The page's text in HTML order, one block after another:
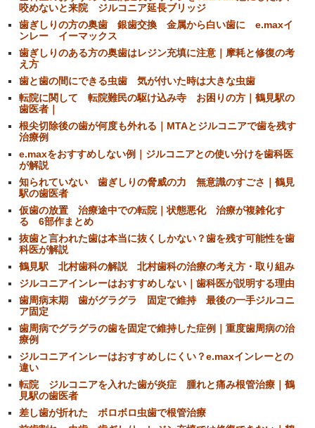
咬めないと来院 ジルコニア延長ブリッジ
歯ぎしりの方の奥歯 銀歯交換 金属から白い歯に e.maxイ
ンレー イーマックス
歯ぎしりのある方の奥歯はレジン充填に注意｜摩耗と修復の考
え方
歯と歯の間にできる虫歯 気が付いた時は大きな虫歯
転院に関して 転院難民の駆け込み寺 お困りの方｜鶴見駅の
歯医者｜
根尖切除後の歯が何度も外れる｜MTAとジルコニアで歯を残す
治療例
e.maxをおすすめしない例｜ジルコニアとの使い分けを歯科医
が解説
知られていない 歯ぎしりの脅威の力 無意識のすごさ｜鶴見
駅の歯医者
仮歯の放置 治療途中での転院｜状態悪化 治療が複雑化す
る 6部作まとめ
抜歯と言われた歯は本当に抜くしかない？歯を残す可能性を歯
科医が解説
鶴見駅 北村歯科の解説 北村歯科の治療の考え方・取り組み
ジルコニアインレーはおすすめしない｜歯科医が説明する理由
歯周病末期 歯がグラグラ 固定で維持 最後の一手ジルコニ
ア固定
歯周病でグラグラの歯を固定で維持した症例｜重度歯周病の治
療例
ジルコニアインレーはおすすめしにくい？e.maxインレーとの
違い
転院 ジルコニアを入れた歯が炎症 腫れと痛み根管治療｜鶴
見駅の歯医者
差し歯が折れた ボロボロ虫歯で根管治療